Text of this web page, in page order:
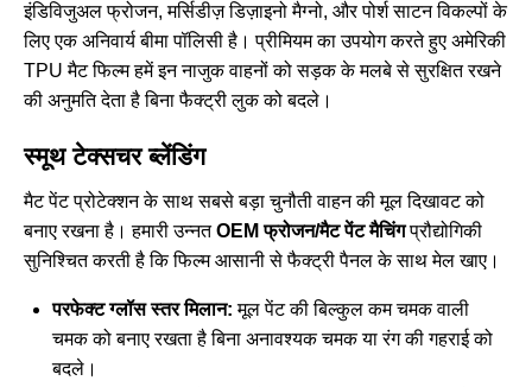
इंडिविजुअल फ्रोजन, मर्सिडीज़ डिज़ाइनो मैग्नो, और पोर्श साटन विकल्पों के
लिए एक अनिवार्य बीमा पॉलिसी है। प्रीमियम का उपयोग करते हुए अमेरिकी
TPU मैट फिल्महमें इन नाजुक वाहनों को सड़क के मलबे से सुरक्षित रखने
की अनुमति देता है बिना फैक्ट्री लुक को बदले।
स्मूथ टेक्सचर ब्लेंडिंग
मैट पेंट प्रोटेक्शन के साथ सबसे बड़ा चुनौती वाहन की मूल दिखावट को
बनाए रखना है। हमारी उन्नतOEM फ्रोजन/मैट पेंट मैचिंगप्रौद्योगिकी
सुनिश्चित करती है कि फिल्म आसानी से फैक्ट्री पैनल के साथ मेल खाए।
परफेक्ट ग्लॉस स्तर मिलान: मूल पेंट की बिल्कुल कम चमक वाली
चमक को बनाए रखता है बिना अनावश्यक चमक या रंग की गहराई को
बदले।